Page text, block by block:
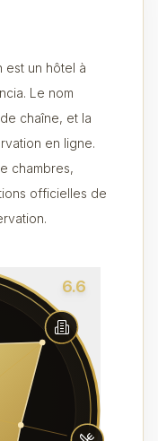
est un hôtel à
Le nom
chaîne, et la
en ligne.
chambres,
officielles de
6.6